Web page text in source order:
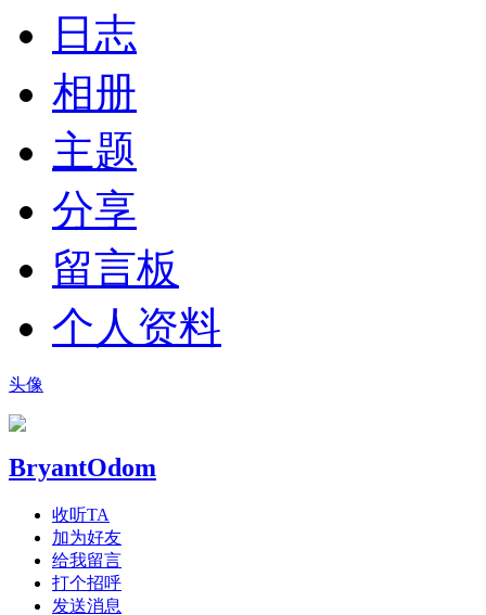
日志
相册
主题
分享
留言板
个人资料
头像
BryantOdom
收听TA
加为好友
给我留言
打个招呼
发送消息